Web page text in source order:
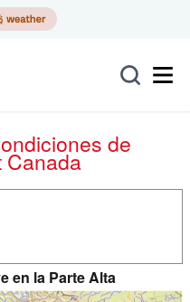
Canada
en la Parte Alta